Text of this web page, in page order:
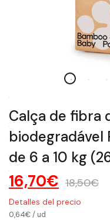
Calça de fibra
biodegradável
de 6 a 10 kg
16,70€ 18,50€
Detalles del precio
0,64€/ ud